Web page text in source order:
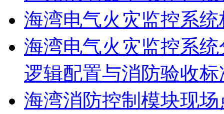
海湾电气火灾监控系
海湾电气火灾监控系
逻辑配置与消防验收标
海湾消防控制模块现